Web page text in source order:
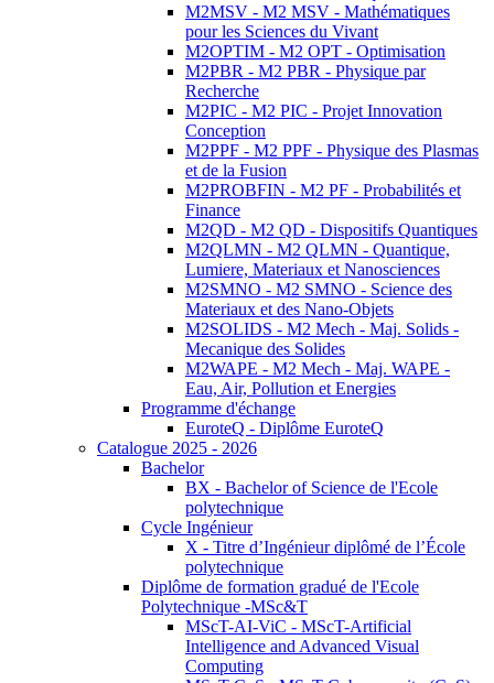
M2MSV - M2 MSV - Mathématiques
pour les Sciences du Vivant
M2OPTIM - M2 OPT - Optimisation
M2PBR - M2 PBR - Physique par
Recherche
M2PIC - M2 PIC - Projet Innovation
Conception
M2PPF - M2 PPF - Physique des Plasmas
et de la Fusion
M2PROBFIN - M2 PF - Probabilités et
Finance
M2QD - M2 QD - Dispositifs Quantiques
M2QLMN - M2 QLMN - Quantique,
Lumiere, Materiaux et Nanosciences
M2SMNO - M2 SMNO - Science des
Materiaux et des Nano-Objets
M2SOLIDS - M2 Mech - Maj. Solids -
Mecanique des Solides
M2WAPE - M2 Mech - Maj. WAPE -
Eau, Air, Pollution et Energies
Programme d'échange
EuroteQ - Diplôme EuroteQ
Catalogue 2025 - 2026
Bachelor
BX - Bachelor of Science de l'Ecole
polytechnique
Cycle Ingénieur
X - Titre d’Ingénieur diplômé de l’École
polytechnique
Diplôme de formation gradué de l'Ecole
Polytechnique -MSc&T
MScT-AI-ViC - MScT-Artificial
Intelligence and Advanced Visual
Computing